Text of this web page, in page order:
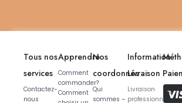
Tous nos
services
Contactez-
nous
Apprendre
Comment
commander?
Comment
Nos
coordonnés
Qui
sommes –
Information
Livraison
Livraison
professionnelle